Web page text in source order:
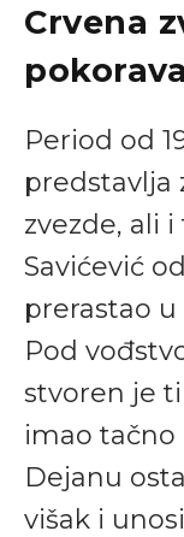
Crvena
Period od
predstavlja
zvezde, ali
Savićević
prerastao
Pod
stvoren je
imao
Dejanu
višak i